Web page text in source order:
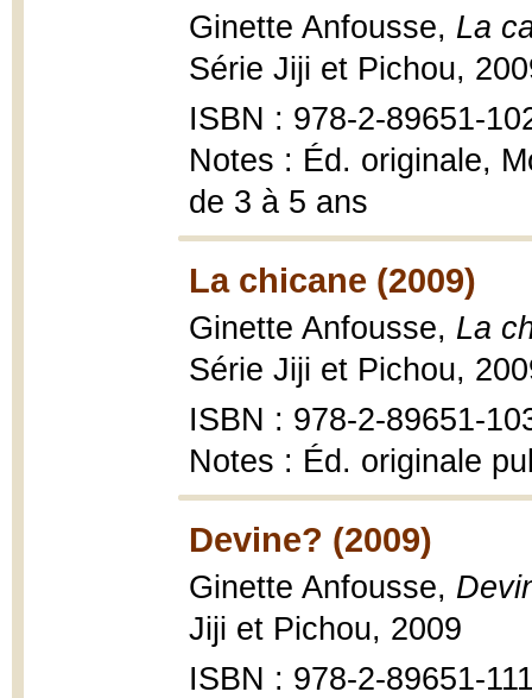
Ginette Anfousse, La
Série Jiji et Pichou,
ISBN : 978-2-89651-
Notes : Éd. originale,
de 3 à 5 ans
La chicane (2009)
Ginette Anfousse, La
Série Jiji et Pichou,
ISBN : 978-2-89651-
Notes : Éd. originale
Devine? (2009)
Ginette Anfousse,
Jiji et Pichou, 2009
ISBN : 978-2-89651-